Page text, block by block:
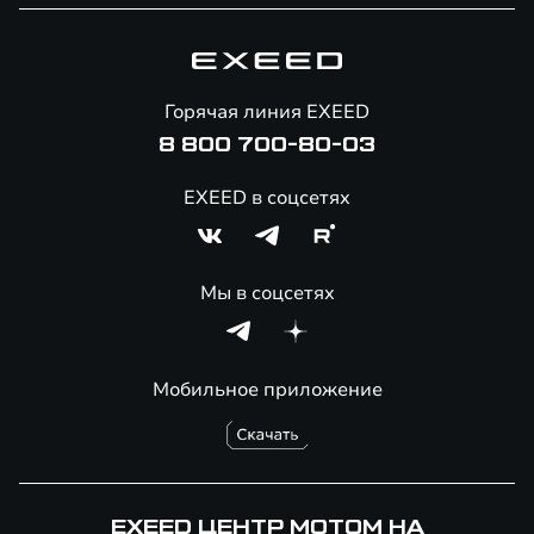
Помощь на дорогах
Мобильное приложение
Горячая линия EXEED
8 800 700-80-03
EXEED в соцсетях
Мы в соцсетях
EXEED ЦЕНТР МОТОМ НА